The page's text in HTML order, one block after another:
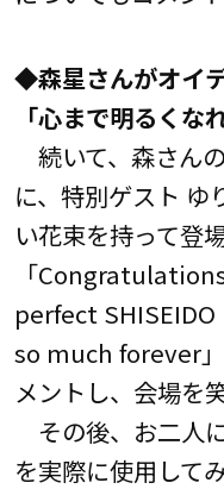
◆森星さんがオイ
「心まで明るくな
続いて、森さん
に、特別ゲスト ゆ
い花束を持って登
「
perfect
so much forever
メントし、会場を
その後、お二人
を実際に使用して